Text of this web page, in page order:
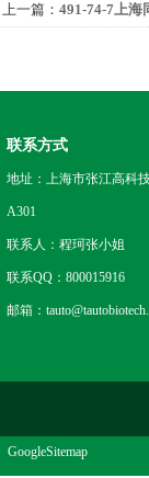
上一篇： 491-74-7上海
联系方式
地址：上海市张江高科
A301
联系人：程珂张小姐
联系QQ：800015916
邮箱：
GoogleSitemap